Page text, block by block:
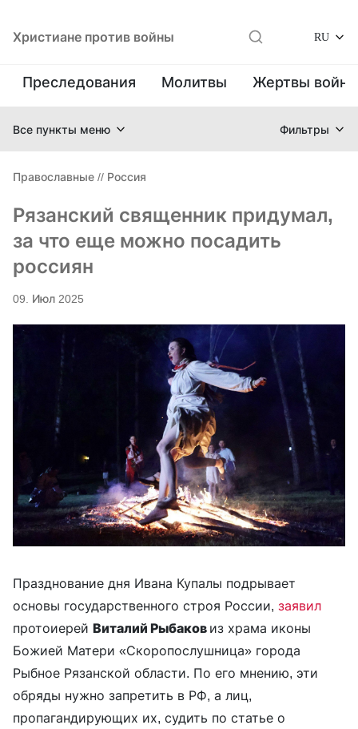
Христиане против войны RU
Преследования Молитвы Жертвы
Все пункты меню Фильтры
Православные // Россия
Рязанский священник придумал,
за что еще можно посадить
россиян
09. Июл 2025
Празднование дня Ивана Купалы подрывает
основы государственного строя России, заявил
протоиерей Виталий Рыбаков из храма иконы
Божией Матери «Скоропослушница» города
Рыбное Рязанской области. По его мнению, эти
обряды нужно запретить в РФ, а лиц,
пропагандирующих их, судить по статье о